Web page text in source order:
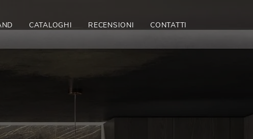
CATALOGHI RECENSIONI CONTATTI